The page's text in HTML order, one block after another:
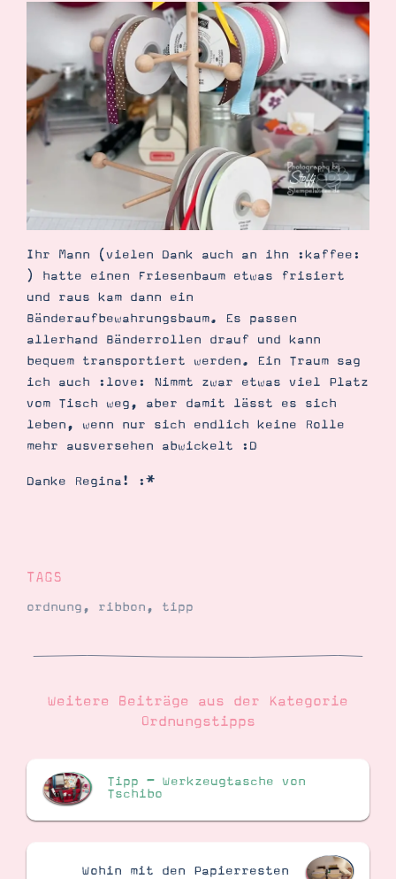
Ihr Mann (vielen Dank auch an ihn :kaffee:
) hatte einen Friesenbaum etwas frisiert
und raus kam dann ein
Bänderaufbewahrungsbaum. Es passen
allerhand Bänderrollen drauf und kann
bequem transportiert werden. Ein Traum sag
ich auch :love: Nimmt zwar etwas viel Platz
vom Tisch weg, aber damit lässt es sich
leben, wenn nur sich endlich keine Rolle
mehr ausversehen abwickelt :D
Danke Regina! :*
TAGS
ordnung, ribbon, tipp
Weitere Beiträge aus der Kategorie
Ordnungstipps
Tipp – Werkzeugtasche von
Tschibo
Wohin mit den Papierresten